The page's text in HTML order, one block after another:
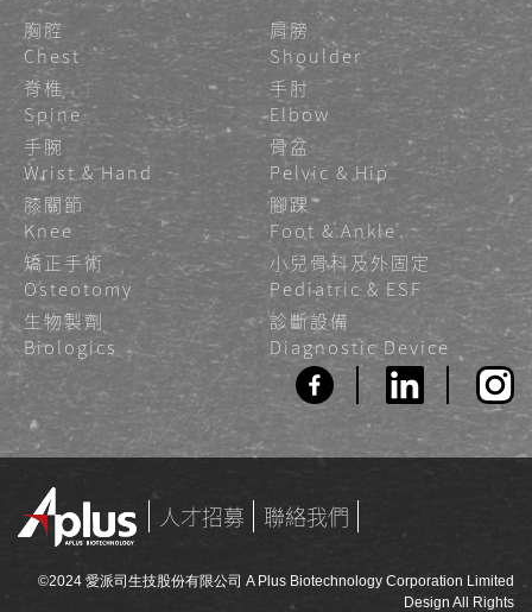
胸腔
Chest
肩膀
Shoulder
脊椎
Spine
手肘
Elbow
手腕
Wrist & Hand
骨盆
Pelvic & Hip
膝關節
Knee
腳踝
Foot & Ankle
矯正手術
Osteotomy
小兒骨科及外固定
Pediatric & ESF
生物製劑
Biologics
診斷設備
Diagnostic Device
人才招募 聯絡我們
©2024 愛派司生技股份有限公司 A Plus Biotechnology Corporation Limited
Design All Rights